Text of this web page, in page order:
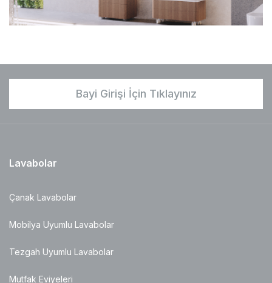
Bayi Girişi İçin Tıklayınız
Lavabolar
Çanak Lavabolar
Mobilya Uyumlu Lavabolar
Tezgah Uyumlu Lavabolar
Mutfak Eviyeleri